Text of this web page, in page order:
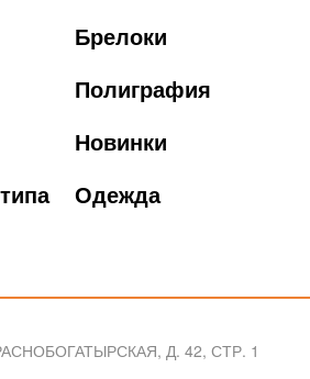
Брелоки
Полиграфия
Новинки
Одежда
Д. 42, СТР. 1